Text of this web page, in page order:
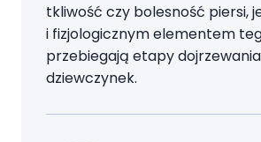
tkliwość czy bolesność piersi,
i fizjologicznym elementem
przebiegają etapy
dziewczynek.